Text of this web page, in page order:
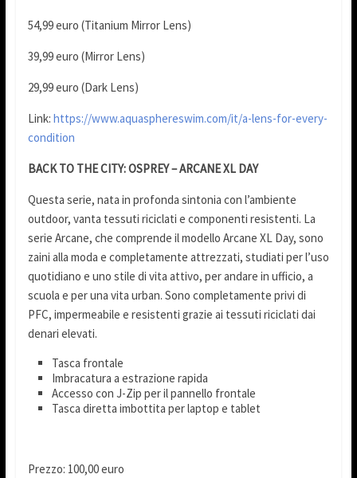
54,99 euro (Titanium Mirror Lens)
39,99 euro (Mirror Lens)
29,99 euro (Dark Lens)
Link: https://www.aquasphereswim.com/it/a-lens-for-every-
condition
BACK TO THE CITY:OSPREY – ARCANE XL DAY
Questa serie, nata in profonda sintonia con l’ambiente
outdoor, vanta tessuti riciclati e componenti resistenti. La
serie Arcane, che comprende il modello Arcane XL Day, sono
zaini alla moda e completamente attrezzati, studiati per l’uso
quotidiano e uno stile di vita attivo, per andare in ufficio, a
scuola e per una vita urban. Sono completamente privi di
PFC, impermeabile e resistenti grazie ai tessuti riciclati dai
denari elevati.
Tasca frontale
Imbracatura a estrazione rapida
Accesso con J-Zip per il pannello frontale
Tasca diretta imbottita per laptop e tablet
Prezzo: 100,00 euro